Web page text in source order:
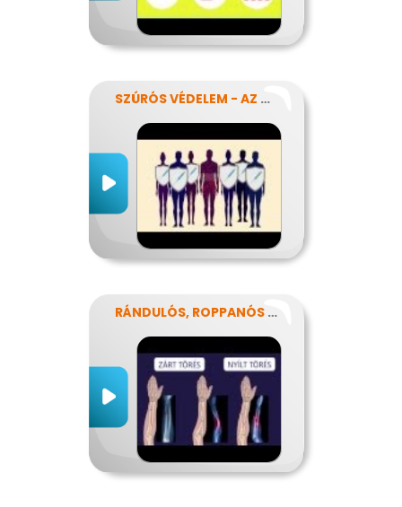
SZÚRÓS VÉDELEM - AZ OLTÁSOKRÓL
RÁNDULÓS, ROPPANÓS BALESETEK